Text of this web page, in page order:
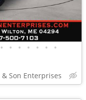
• • • • • • •
Son Enterprises